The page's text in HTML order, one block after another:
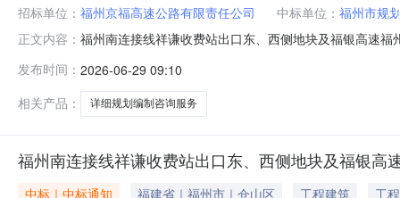
招标单位： 福州京福高速公路有限责任公司 中标单位： 福州市规
正文内容： 福州南连接线祥谦收费站出口东、西侧地块及福银高速
毕，采购人按规定确认，现将成交结果公示如下：1、项
州京福高速公路有限责任公司本项目最高
发布时间： 2026-06-29 09:10
相关产品：
详细规划编制咨询服务
福州南连接线祥谦收费站出口东、西侧地块及福银
中标｜中标通知 福建省｜福州市｜仓山区 工程建筑
工程